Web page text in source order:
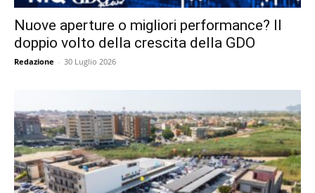
Nuove aperture o migliori performance? Il
doppio volto della crescita della GDO
Redazione - 30 Luglio 2026